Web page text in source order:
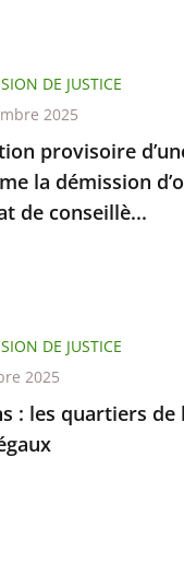
provisoire
la démission
de conseillè...
DE JUSTICE
2025
: les quartiers
DE JUSTICE
2025